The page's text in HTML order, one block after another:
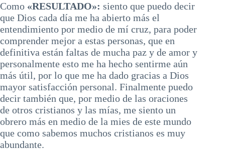
Como «RESULTADO»: siento que puedo decir
que Dios cada día me ha abierto más el
entendimiento por medio de mí cruz, para poder
comprender mejor a estas personas, que en
definitiva están faltas de mucha paz y de amor y
personalmente esto me ha hecho sentirme aún
más útil, por lo que me ha dado gracias a Dios
mayor satisfacción personal. Finalmente puedo
decir también que, por medio de las oraciones
de otros cristianos y las mías, me siento un
obrero más en medio de la mies de este mundo
que como sabemos muchos cristianos es muy
abundante.